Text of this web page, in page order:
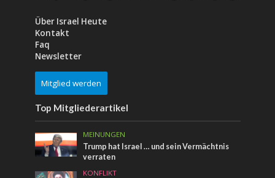
Über Israel Heute
Kontakt
Faq
Newsletter
Mitglied werden
Top Mitgliederartikel
MEINUNGEN
Trump hat Israel … und sein Vermächtnis
verraten
KONFLIKT